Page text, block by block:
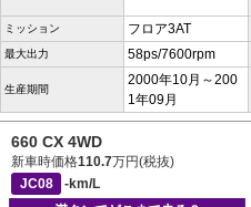
ミッション フロア3AT
最大出力 58ps/7600rpm
生産期間
2000年10月～200
1年09月
660 CX 4WD
新車時価格110.7万円(税抜)
JC08
-km/L